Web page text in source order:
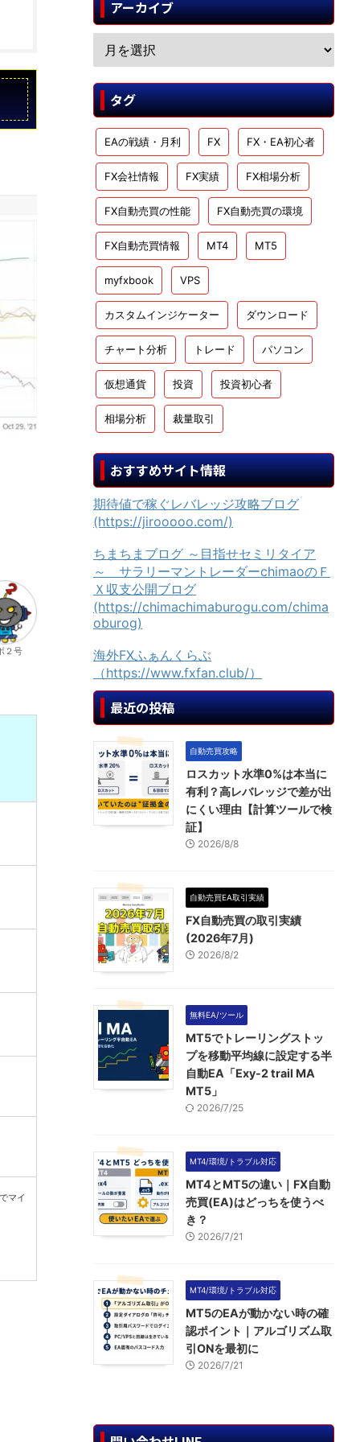
２号
マイ
アーカイブ
タグ
EAの戦績・月利 FX FX・EA初心者
FX会社情報 FX実績 FX相場分析
FX自動売買の性能 FX自動売買の環境
FX自動売買情報 MT4 MT5
myfxbook VPS
カスタムインジケーター ダウンロード
チャート分析 トレード パソコン
仮想通貨 投資 投資初心者
相場分析 裁量取引
おすすめサイト情報
期待値で稼ぐレバレッジ攻略ブログ
(https://jirooooo.com/)
ちまちまブログ ～目指せセミリタイア
～ サラリーマントレーダーchimaoのＦ
Ｘ収支公開ブログ
(https://chimachimaburogu.com/chima
oburog)
海外FXふぁんくらぶ
（https://www.fxfan.club/）
最近の投稿
自動売買攻略
ロスカット水準0%は本当に
有利？高レバレッジで差が出
にくい理由【計算ツールで検
証】
2026/8/8
自動売買EA取引実績
FX自動売買の取引実績
(2026年7月)
2026/8/2
無料EA/ツール
MT5でトレーリングストッ
プを移動平均線に設定する半
自動EA「Exy-2 trail MA
MT5」
2026/7/25
MT4/環境/トラブル対応
MT4とMT5の違い｜FX自動
売買(EA)はどっちを使うべ
き？
2026/7/21
MT4/環境/トラブル対応
MT5のEAが動かない時の確
認ポイント｜アルゴリズム取
引ONを最初に
2026/7/21